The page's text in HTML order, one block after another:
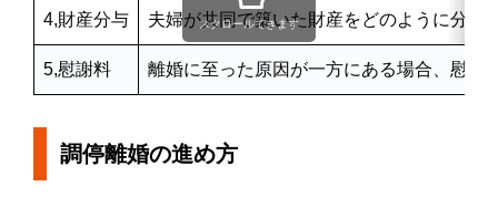
4,財産分与 夫婦が共同で築いた財産をどのように分け
5,慰謝料 離婚に至った原因が一方にある場合、慰謝
スクロールできます
調停離婚の進め方